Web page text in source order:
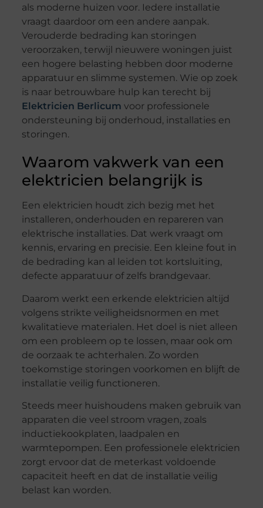
als moderne huizen voor. Iedere installatie
vraagt daardoor om een andere aanpak.
Verouderde bedrading kan storingen
veroorzaken, terwijl nieuwere woningen juist
een hogere belasting hebben door moderne
apparatuur en slimme systemen. Wie op zoek
is naar betrouwbare hulp kan terecht bij
Elektricien Berlicum voor professionele
ondersteuning bij onderhoud, installaties en
storingen.
Waarom vakwerk van een
elektricien belangrijk is
Een elektricien houdt zich bezig met het
installeren, onderhouden en repareren van
elektrische installaties. Dat werk vraagt om
kennis, ervaring en precisie. Een kleine fout in
de bedrading kan al leiden tot kortsluiting,
defecte apparatuur of zelfs brandgevaar.
Daarom werkt een erkende elektricien altijd
volgens strikte veiligheidsnormen en met
kwalitatieve materialen. Het doel is niet alleen
om een probleem op te lossen, maar ook om
de oorzaak te achterhalen. Zo worden
toekomstige storingen voorkomen en blijft de
installatie veilig functioneren.
Steeds meer huishoudens maken gebruik van
apparaten die veel stroom vragen, zoals
inductiekookplaten, laadpalen en
warmtepompen. Een professionele elektricien
zorgt ervoor dat de meterkast voldoende
capaciteit heeft en dat de installatie veilig
belast kan worden.